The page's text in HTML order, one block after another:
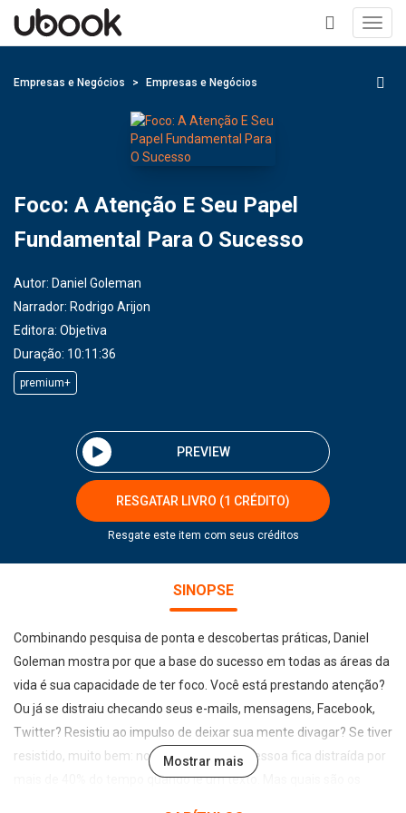
+
Empresas e Negócios Empresas e Negócios
Foco: A Atenção E Seu Papel
Fundamental Para O Sucesso
Autor: Daniel Goleman
Narrador: Rodrigo Arijon
Editora: Objetiva
Duração: 10:11:36
premium+
PREVIEW
RESGATAR LIVRO (1 CRÉDITO)
Resgate este item com seus créditos
SINOPSE
Combinando pesquisa de ponta e descobertas práticas, Daniel
Goleman mostra por que a base do sucesso em todas as áreas da
vida é sua capacidade de ter foco. Você está prestando atenção?
Ou já se distraiu checando seus e-mails, mensagens, Facebook,
Twitter? Resistiu ao impulso de deixar sua mente divagar? Se tiver
resistido, muito bem: normalmente uma pessoa fica distraída por
mais de 40% do tempo quando lê um texto. Mas quais são os
Mostrar mais